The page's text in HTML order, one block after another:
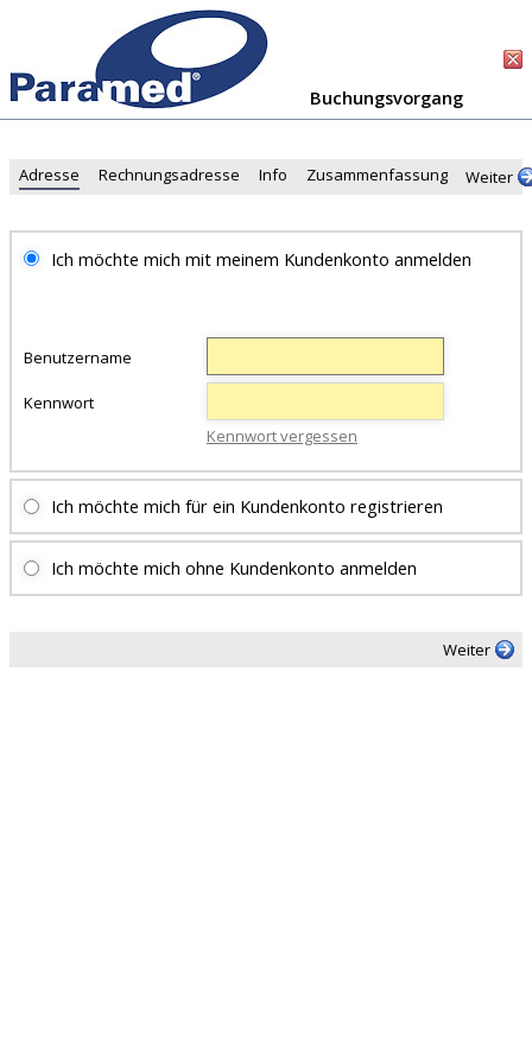
Buchungsvorgang
Adresse Rechnungsadresse Info Zusammenfassung Weiter
Ich möchte mich mit meinem Kundenkonto anmelden
Benutzername
Kennwort
Kennwort vergessen
Ich möchte mich für ein Kundenkonto registrieren
Ich möchte mich ohne Kundenkonto anmelden
Weiter